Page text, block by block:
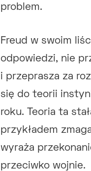
problem.
Freud w swoim
odpowiedzi, nie
i przeprasza za
się do teorii
roku. Teoria ta
przykładem
wyraża
przeciwko wojnie.